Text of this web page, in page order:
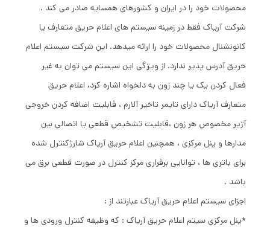
محصولات خود را در ایران و کشورهای همسایه صادر می کند .
شرکت آریاک فقط در زمینه سیستم های اعلام حریق متعارف یا
کانونشنال محصولات خود را ارائه میدهد. این شرکت سیستم اعلام
حریق آدرس پذیر ندارد. از ویژگی این سیستم می توان به غیر
فعال کردن یک یا چند زون به دلخواه اشاره کرد، اعلام حریق
متعارف آریاک دارای تایمر تاخیر آلارم ، قابلیت اضافه کردن خروجی
آژیر مخصوص هر زون ،قابلیت تشخیص قطعی یا اتصالی بین
مدارها و پنل مرکزی ، همچنین اعلام حریق آریاک شارژکنترل شده
برای باتری ها ، توانایی برقراری مرکز کنترل در صورت قطعی برق می
باشد .
اجزای سیستم اعلام حریق آریاک عبارتند از :
*پنل مرکزی سیتم اعلام حریق آریاک : که وظیفه کنترل ورودی ها و